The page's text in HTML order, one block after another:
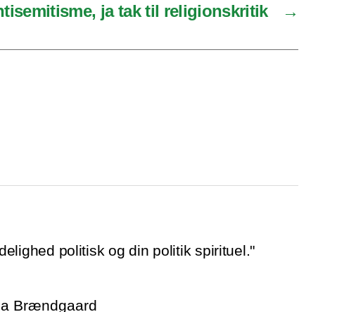
→
ja tak til religionskritik
politisk og din politik spirituel."
Brændgaard